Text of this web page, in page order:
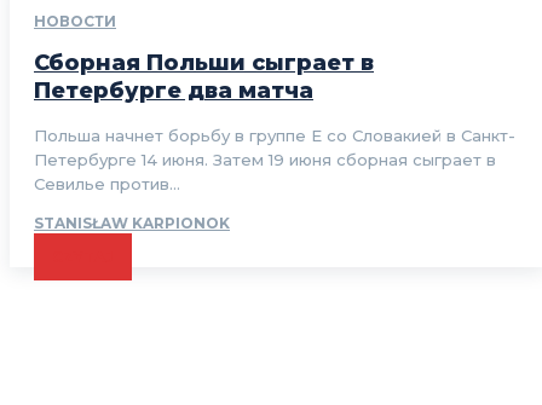
НОВОСТИ
Сборная Польши сыграет в
Петербурге два матча
Польша начнет борьбу в группе Е со Словакией в Санкт-
Петербурге 14 июня. Затем 19 июня сборная сыграет в
Севилье против...
STANISŁAW KARPIONOK